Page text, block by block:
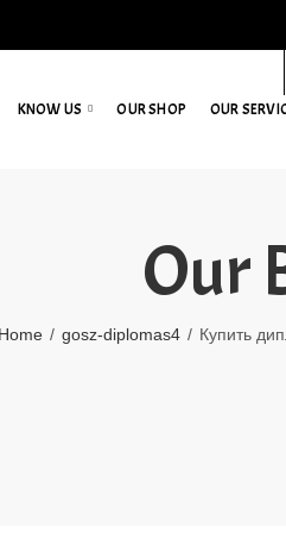
KNOW US OUR SHOP OUR
Our
gosz-diplomas4 Купить